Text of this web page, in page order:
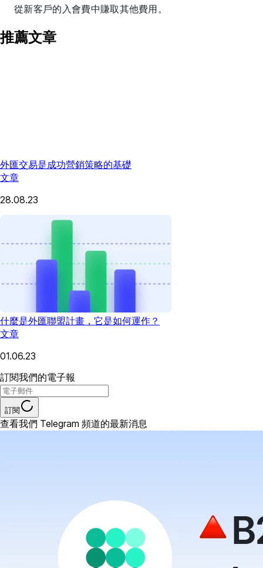
從新客戶的入會費中賺取其他費用。
推薦文章
外匯交易是成功營銷策略的基礎
文章
28.08.23
什麼是外匯聯盟計畫，它是如何運作？
文章
01.06.23
訂閱我們的電子報
訂閱
查看我們 Telegram 頻道的最新消息